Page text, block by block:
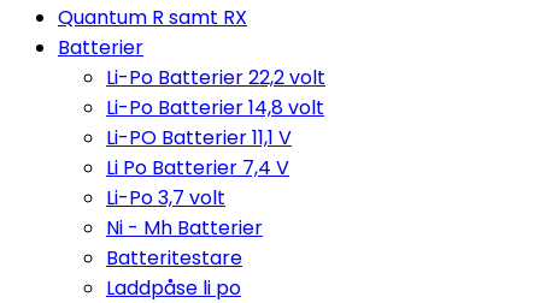
Quantum R samt RX
Batterier
Li-Po Batterier 22,2 volt
Li-Po Batterier 14,8 volt
Li-PO Batterier 11,1 V
Li Po Batterier 7,4 V
Li-Po 3,7 volt
Ni - Mh Batterier
Batteritestare
Laddpåse li po